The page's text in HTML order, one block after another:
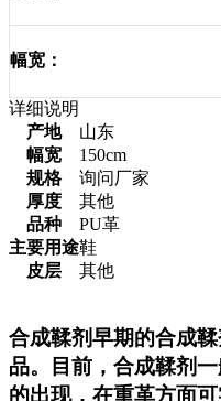
幅宽：
详细说明
产地
山东
幅宽
150cm
规格
询问厂家
厚度
其他
品种
PU革
主要用途鞋
皮层
其他
合成鞣剂早期的合成
品。目前，合成鞣剂
的出现，在重革方面